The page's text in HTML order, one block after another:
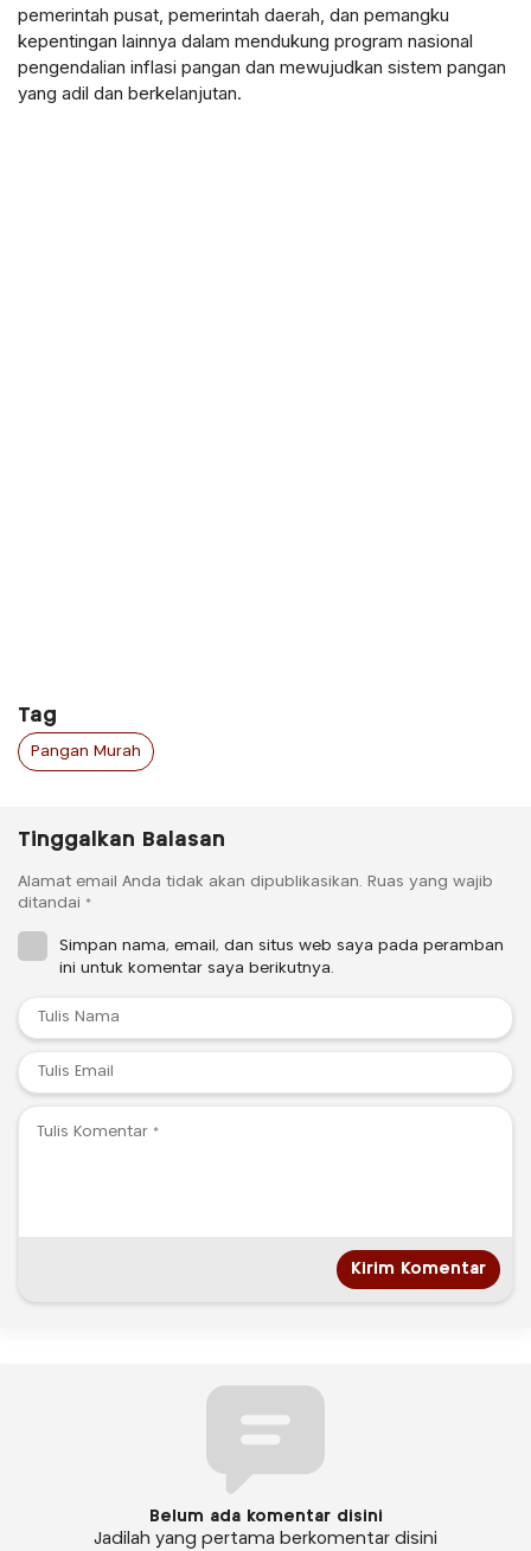
pemerintah pusat, pemerintah daerah, dan pemangku
kepentingan lainnya dalam mendukung program nasional
pengendalian inflasi pangan dan mewujudkan sistem pangan
yang adil dan berkelanjutan.
Tag
Pangan Murah
Tinggalkan Balasan
Alamat email Anda tidak akan dipublikasikan. Ruas yang wajib
ditandai *
Simpan nama, email, dan situs web saya pada peramban
ini untuk komentar saya berikutnya.
Belum ada komentar disini
Jadilah yang pertama berkomentar disini